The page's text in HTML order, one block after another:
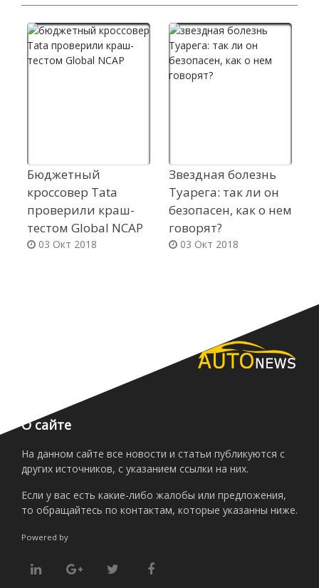
Бюджетный
кроссовер Tata
проверили краш-
тестом Global NCAP
03 Окт 2018
Звездная болезнь
Туарега: так ли он
безопасен, как о нем
говорят?
03 Окт 2018
О сайте
На данном сайте все новости и статьи публикуются с
других источников, с указанием ссылки на них.
Если у вас есть какие-либо жалобы или предложения,
то обращайтесь по контактам, которые указанны ниже.
Powered by